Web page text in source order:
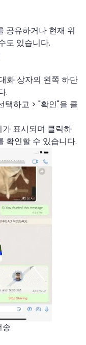
공유하거나 현재 위
도 있습니다.
화 상자의 왼쪽 하단
.
택하고 > "확인"을 클
표시되며 클릭하
확인할 수 있습니다.